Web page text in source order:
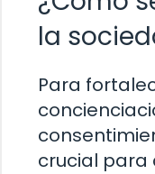
la
Para
crucial para